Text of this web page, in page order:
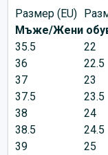
Размер (EU)
Мъже/Жени
35.5
22
36
22.5
37
23
37.5
23.5
38
24
38.5
24.5
39
25